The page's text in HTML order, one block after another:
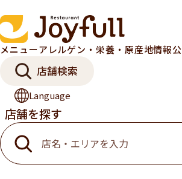
メニューアレルゲン・栄養・原産地情報
店舗検索
Language
店舗を探す